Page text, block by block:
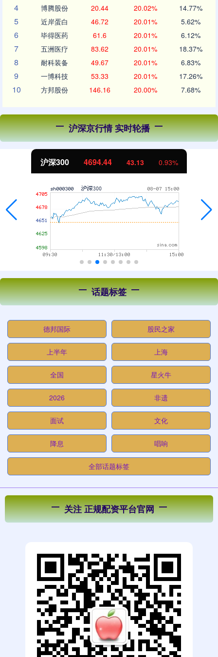
4 博腾股份 20.44 20.02% 14.77%
5 近岸蛋白 46.72 20.01% 5.62%
6 毕得医药 61.6 20.01% 6.12%
7 五洲医疗 83.62 20.01% 18.37%
8 耐科装备 49.67 20.01% 6.83%
9 一博科技 53.33 20.01% 17.26%
10 方邦股份 146.16 20.00% 7.68%
沪深京行情 实时轮播
沪深300 4694.44 43.13 0.93%
话题标签
德邦国际 股民之家
上半年 上海
全国 星火牛
2026 非遗
面试 文化
降息 唱响
全部话题标签
关注 正规配资平台官网